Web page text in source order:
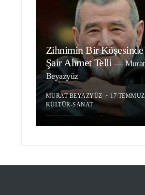
Zihnimin Bir
Şair Ahmet Telli—Murat
Beyazyüz
MURAT BEYAZYÜZ • 17
KÜLTÜR-SANAT